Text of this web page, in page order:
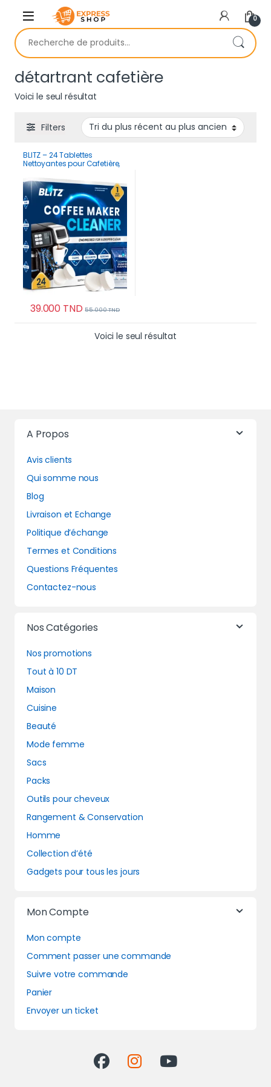
Skip to navigation
Skip to content
0
Recherche pour :
détartrant cafetière
Voici le seul résultat
Filters
BLITZ – 24 Tablettes
Nettoyantes pour Cafetière,
39.000 TND 55.000TND
Voici le seul résultat
A Propos
Avis clients
Qui somme nous
Blog
Livraison et Echange
Politique d’échange
Termes et Conditions
Questions Fréquentes
Contactez-nous
Nos Catégories
Nos promotions
Tout à 10 DT
Maison
Cuisine
Beauté
Mode femme
Sacs
Packs
Outils pour cheveux
Rangement & Conservation
Homme
Collection d’été
Gadgets pour tous les jours
Mon Compte
Mon compte
Comment passer une commande
Suivre votre commande
Panier
Envoyer un ticket